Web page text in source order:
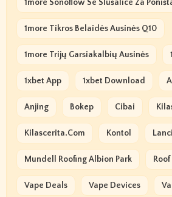
1more Sonoflow Se Slušalice Za
1more Tikros Belaidės Ausinės Q10
1more Trijų Garsiakalbių Ausinės
1xbet App 1xbet Download
Anjing Bokep Cibai
Kilascerita.com Kontol
Mundell Roofing Albion Park
Vape Deals Vape Devices